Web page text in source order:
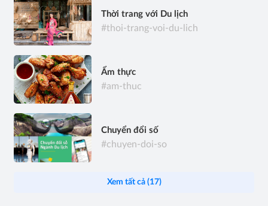
Thời trang với Du lịch
#thoi-trang-voi-du-lich
Ẩm thực
#am-thuc
Chuyển đổi số
#chuyen-doi-so
Xem tất cả (17)